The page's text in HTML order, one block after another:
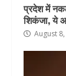
प्रदेश में
शिकंजा, ये
August